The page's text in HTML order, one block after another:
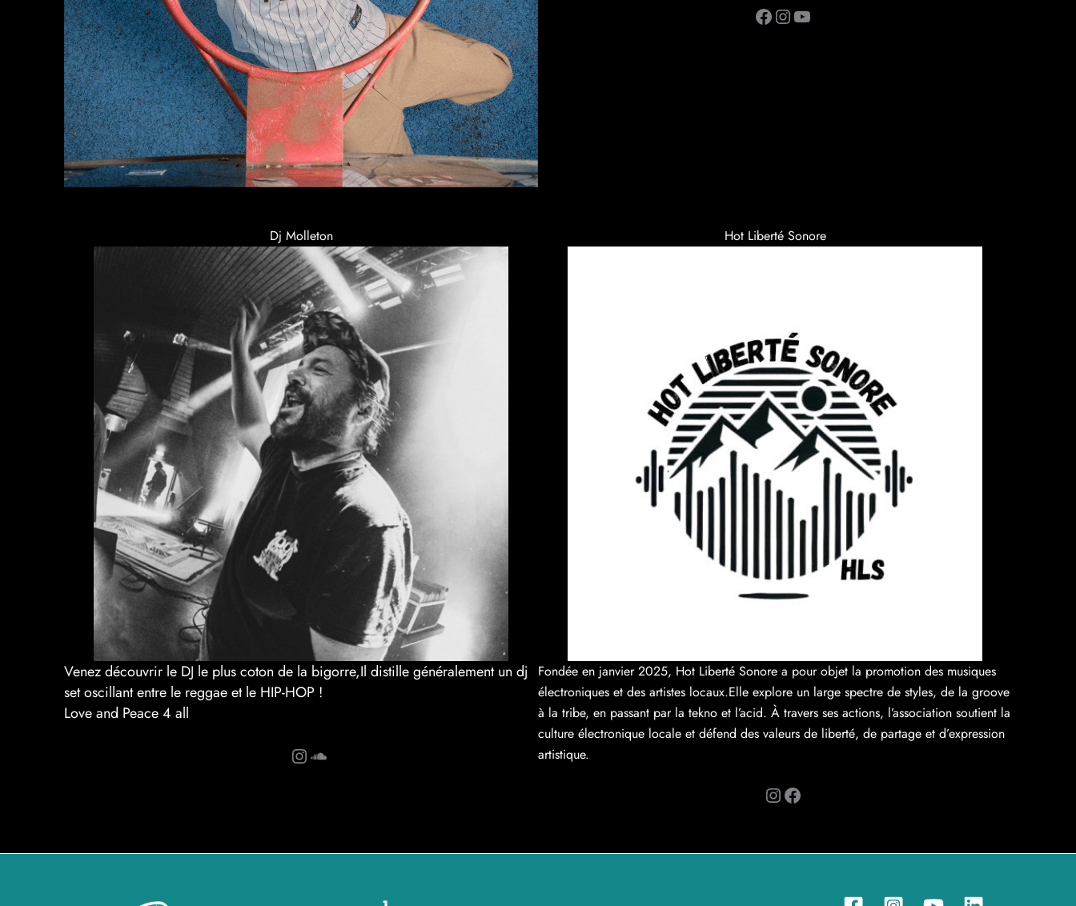
Facebook Instagram YouTube
Dj Molleton
Venez découvrir le DJ le plus coton de la bigorre,Il distille généralement un dj
set oscillant entre le reggae et le HIP-HOP !
Love and Peace 4 all
Instagram SoundCloud
Hot Liberté Sonore
Fondée en janvier 2025, Hot Liberté Sonore a pour objet la promotion des musiques
électroniques et des artistes locaux.Elle explore un large spectre de styles, de la groove
à la tribe, en passant par la tekno et l’acid. À travers ses actions, l’association soutient la
culture électronique locale et défend des valeurs de liberté, de partage et d’expression
artistique.
Instagram Facebook